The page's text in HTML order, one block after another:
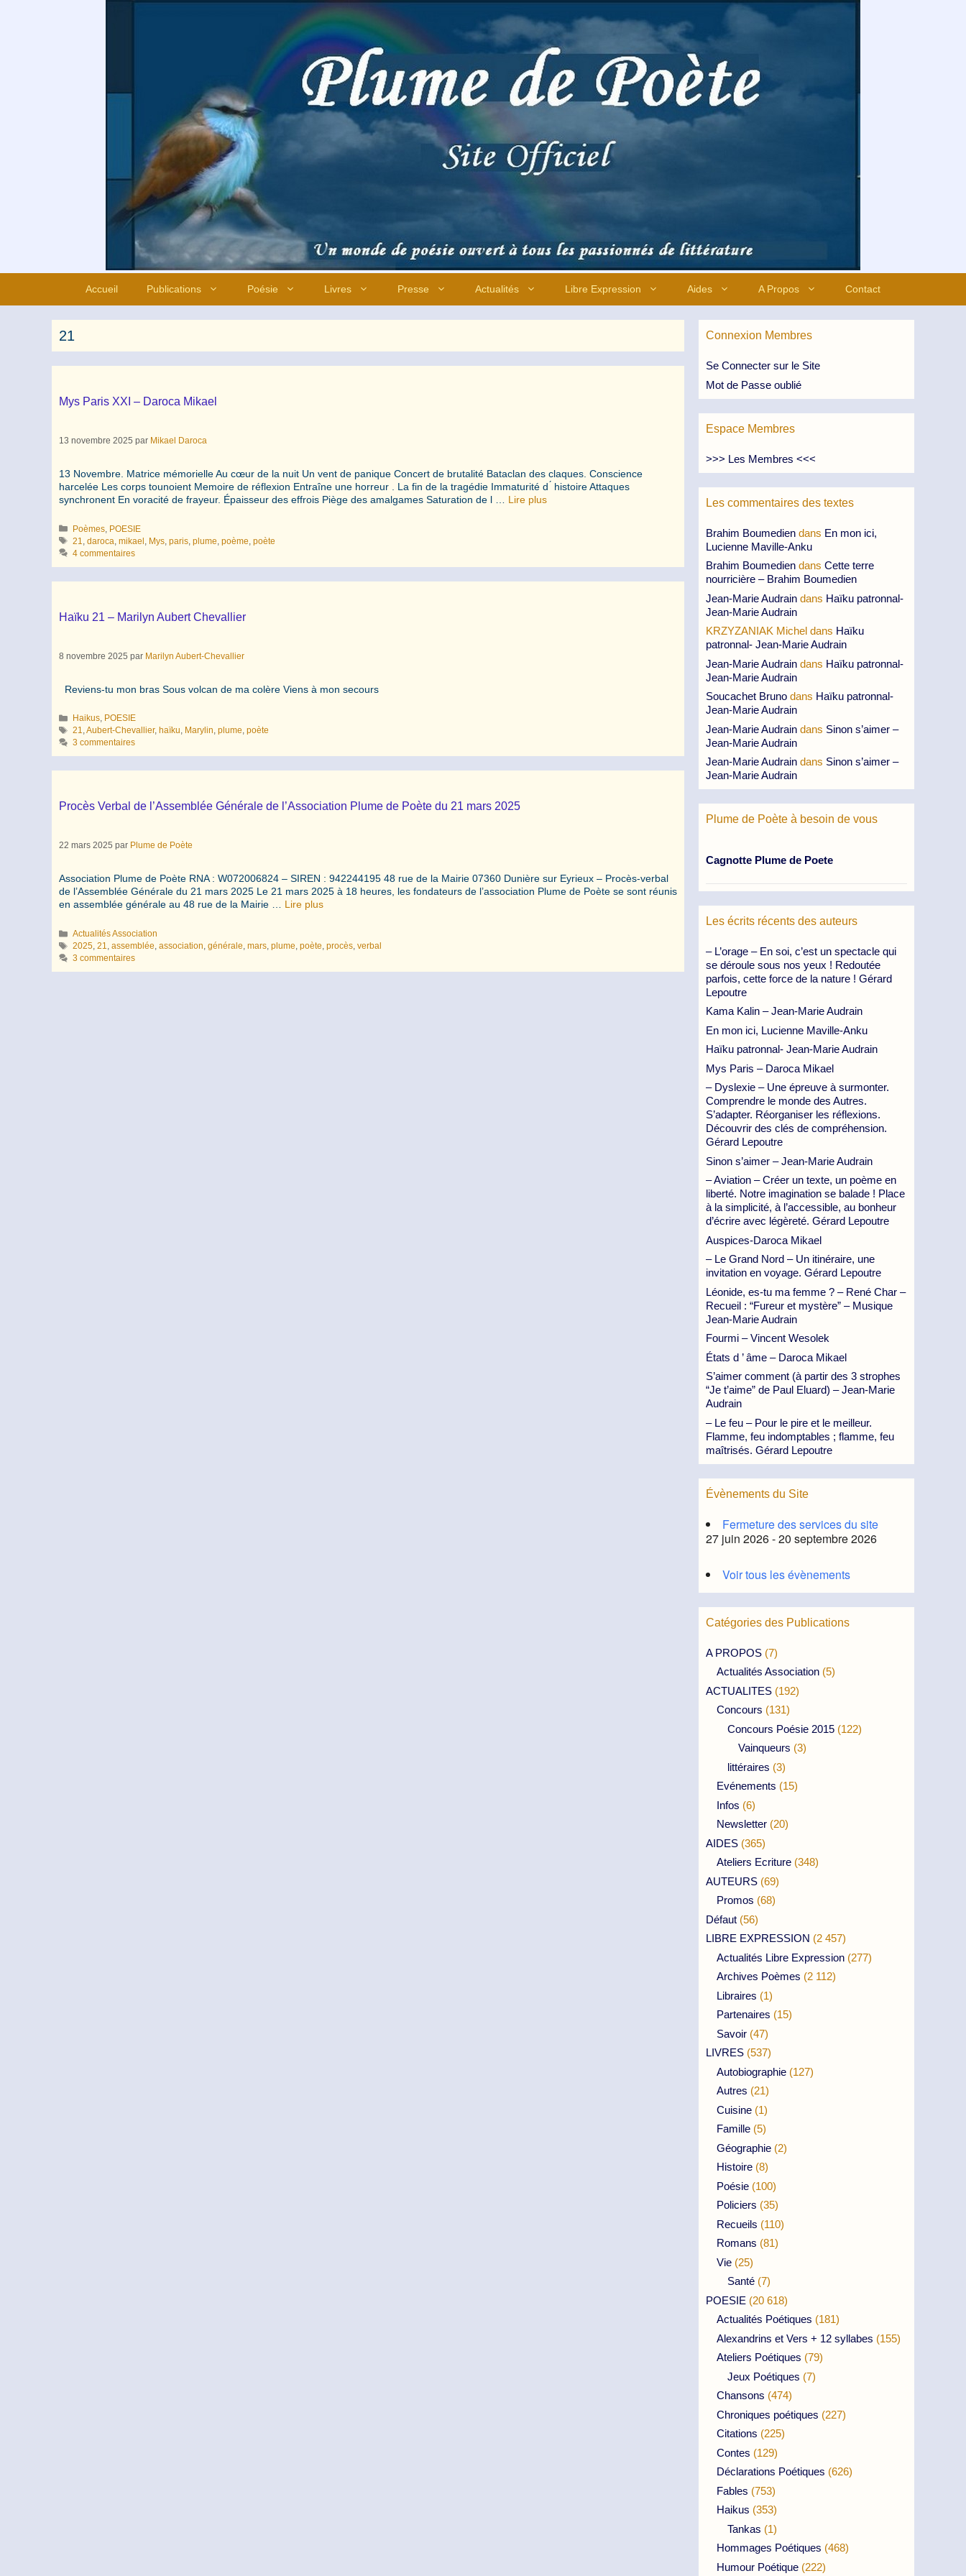
Accueil Publications Poésie Livres Presse Actualités Libre Expression Aides A Propos Contact
21
Mys Paris XXI – Daroca Mikael
13 novembre 2025 par Mikael Daroca
13 Novembre. Matrice mémorielle Au cœur de la nuit Un vent de panique Concert de brutalité Bataclan des claques. Conscience
harcelée Les corps tounoient Memoire de réflexion Entraîne une horreur . La fin de la tragédie Immaturité d ́ histoire Attaques
synchronent En voracité de frayeur. Épaisseur des effrois Piège des amalgames Saturation de l … Lire plus
Catégories
Poèmes POESIE
Étiquettes
21 ,daroca ,mikael Mys ,paris ,plume ,poème ,poète
4 commentaires
Haïku 21 – Marilyn Aubert Chevallier
8 novembre 2025 par Marilyn Aubert-Chevallier
Reviens-tu mon bras Sous volcan de ma colère Viens à mon secours
Catégories
Haikus, POESIE
Étiquettes
21,Aubert-Chevallier, haïku, Marylin,plume,poète
3 commentaires
Procès Verbal de l’Assemblée Générale de l’Association Plume de Poète du 21 mars 2025
22 mars 2025 par Plume de Poète
Association Plume de Poète RNA : W072006824 – SIREN : 942244195 48 rue de la Mairie 07360 Dunière sur Eyrieux – Procès-verbal
de l’Assemblée Générale du 21 mars 2025 Le 21 mars 2025 à 18 heures, les fondateurs de l’association Plume de Poète se sont réunis
en assemblée générale au 48 rue de la Mairie … Lire plus
Catégories
Actualités Association
Étiquettes
2025,21,assemblée,association,générale,mars,plume,poète,procès,verbal
3 commentaires
Connexion Membres
Se Connecter sur le Site
Mot de Passe oublié
Espace Membres
>>> Les Membres <<<
Les commentaires des textes
Brahim Boumedien dans En mon ici,
Lucienne Maville-Anku
Brahim Boumedien dans Cette terre
nourricière – Brahim Boumedien
Jean-Marie Audrain dans Haïku patronnal-
Jean-Marie Audrain
KRZYZANIAK Michel dans Haïku
patronnal- Jean-Marie Audrain
Jean-Marie Audrain dans Haïku patronnal-
Jean-Marie Audrain
Soucachet Bruno dans Haïku patronnal-
Jean-Marie Audrain
Jean-Marie Audrain dans Sinon s’aimer –
Jean-Marie Audrain
Jean-Marie Audrain dans Sinon s’aimer –
Jean-Marie Audrain
Plume de Poète à besoin de vous
Cagnotte Plume de Poete
Les écrits récents des auteurs
– L’orage – En soi, c’est un spectacle qui
se déroule sous nos yeux ! Redoutée
parfois, cette force de la nature ! Gérard
Lepoutre
Kama Kalin – Jean-Marie Audrain
En mon ici, Lucienne Maville-Anku
Haïku patronnal- Jean-Marie Audrain
Mys Paris – Daroca Mikael
– Dyslexie – Une épreuve à surmonter.
Comprendre le monde des Autres.
S’adapter. Réorganiser les réflexions.
Découvrir des clés de compréhension.
Gérard Lepoutre
Sinon s’aimer – Jean-Marie Audrain
– Aviation – Créer un texte, un poème en
liberté. Notre imagination se balade ! Place
à la simplicité, à l’accessible, au bonheur
d’écrire avec légèreté. Gérard Lepoutre
Auspices-Daroca Mikael
– Le Grand Nord – Un itinéraire, une
invitation en voyage. Gérard Lepoutre
Léonide, es-tu ma femme ? – René Char –
Recueil : “Fureur et mystère” – Musique
Jean-Marie Audrain
Fourmi – Vincent Wesolek
États d ’ âme – Daroca Mikael
S’aimer comment (à partir des 3 strophes
“Je t’aime” de Paul Eluard) – Jean-Marie
Audrain
– Le feu – Pour le pire et le meilleur.
Flamme, feu indomptables ; flamme, feu
maîtrisés. Gérard Lepoutre
Évènements du Site
Fermeture des services du site
27 juin 2026 - 20 septembre 2026
Voir tous les évènements
Catégories des Publications
A PROPOS (7)
Actualités Association (5)
ACTUALITES (192)
Concours (131)
Concours Poésie 2015 (122)
Vainqueurs (3)
littéraires (3)
Evénements (15)
Infos (6)
Newsletter (20)
AIDES (365)
Ateliers Ecriture (348)
AUTEURS (69)
Promos (68)
Défaut (56)
LIBRE EXPRESSION (2 457)
Actualités Libre Expression (277)
Archives Poèmes (2 112)
Libraires (1)
Partenaires (15)
Savoir (47)
LIVRES (537)
Autobiographie (127)
Autres (21)
Cuisine (1)
Famille (5)
Géographie (2)
Histoire (8)
Poésie (100)
Policiers (35)
Recueils (110)
Romans (81)
Vie (25)
Santé (7)
POESIE (20 618)
Actualités Poétiques (181)
Alexandrins et Vers + 12 syllabes (155)
Ateliers Poétiques (79)
Jeux Poétiques (7)
Chansons (474)
Chroniques poétiques (227)
Citations (225)
Contes (129)
Déclarations Poétiques (626)
Fables (753)
Haikus (353)
Tankas (1)
Hommages Poétiques (468)
Humour Poétique (222)